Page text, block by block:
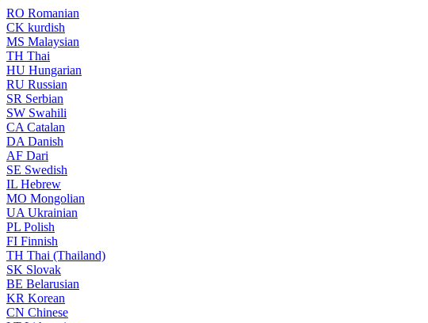
RO Romanian
CK kurdish
MS Malaysian
TH Thai
HU Hungarian
RU Russian
SR Serbian
SW Swahili
CA Catalan
DA Danish
AF Dari
SE Swedish
IL Hebrew
MO Mongolian
UA Ukrainian
PL Polish
FI Finnish
TH Thai (Thailand)
SK Slovak
BE Belarusian
KR Korean
CN Chinese